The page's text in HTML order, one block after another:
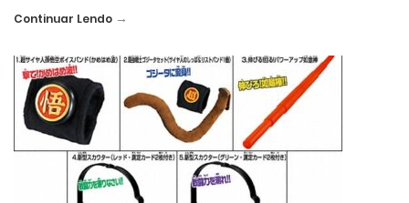
Continuar Lendo →